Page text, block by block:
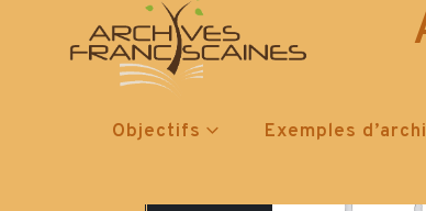
Objectifs Exemples